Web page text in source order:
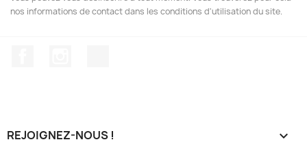
nos informations de contact dans les conditions d'utilisation du site.
REJOIGNEZ-NOUS ! 